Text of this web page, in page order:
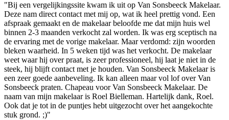
"Bij een vergelijkingssite kwam ik uit op Van Sonsbeeck Makelaar.
Deze nam direct contact met mij op, wat ik heel prettig vond. Een
afspraak gemaakt en de makelaar beloofde me dat mijn huis wel
binnen 2-3 maanden verkocht zal worden. Ik was erg sceptisch na
de ervaring met de vorige makelaar. Maar verdomd: zijn woorden
bleken waarheid. In 5 weken tijd was het verkocht. De makelaar
weet waar hij over praat, is zeer professioneel, hij laat je niet in de
steek, hij blijft contact met je houden. Van Sonsbeeck Makelaar is
een zeer goede aanbeveling. Ik kan alleen maar vol lof over Van
Sonsbeeck praten. Chapeau voor Van Sonsbeeck Makelaar. De
naam van mijn makelaar is Roel Bielleman. Hartelijk dank, Roel.
Ook dat je tot in de puntjes hebt uitgezocht over het aangekochte
stuk grond. ;)"